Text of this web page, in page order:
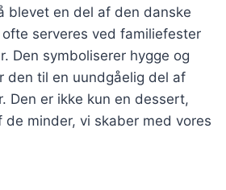
blevet en del af den danske
serveres ved familiefester
Den symboliserer hygge og
den til en uundgåelig del af
Den er ikke kun en dessert,
de minder, vi skaber med vores